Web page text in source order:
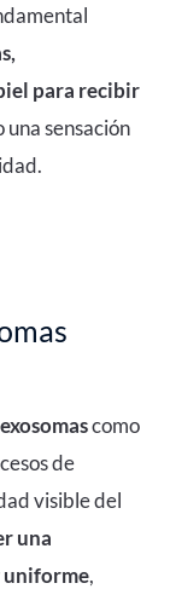
para recibir
una sensación
exosomascomo
de
visible del
una
uniforme,